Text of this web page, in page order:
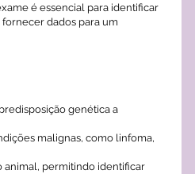
é essencial para identificar
dados para um
genética a
malignas, como linfoma,
animal, permitindo identificar